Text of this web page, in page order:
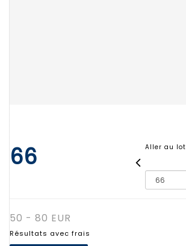
66 Aller au lot
50 - 80 EUR
Résultats avec frais